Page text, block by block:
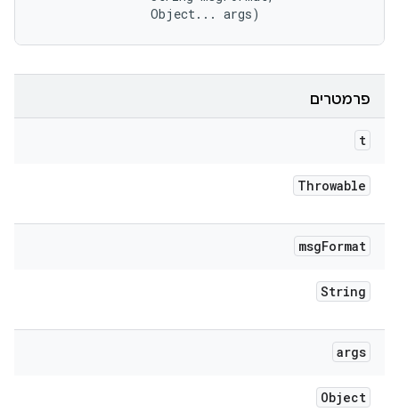
                Object... args)
פרמטרים
t
Throwable
msgFormat
String
args
Object